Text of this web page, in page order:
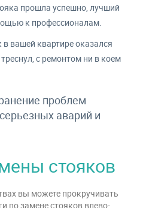
прошла успешно, лучший
к профессионалам.
вашей квартире оказался
с ремонтом ни в коем
проблем
аварий и
стояков
вы можете прокручивать
по замене стояков влево-